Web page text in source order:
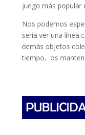
juego más popular
Nos podemos
sería ver una línea
demás objetos
tiempo, os